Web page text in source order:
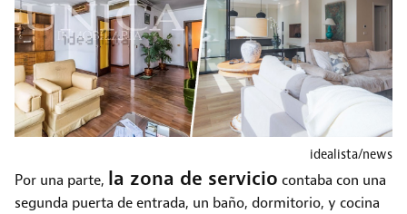
idealista/news
Por una parte, la zona de servicio contaba con una
segunda puerta de entrada, un baño, dormitorio, y cocina